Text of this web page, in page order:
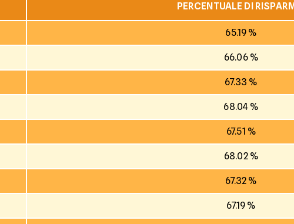
PERCENTUALE DI
65.19 %
66.06 %
67.33 %
68.04 %
67.51 %
68.02 %
67.32 %
67.19 %